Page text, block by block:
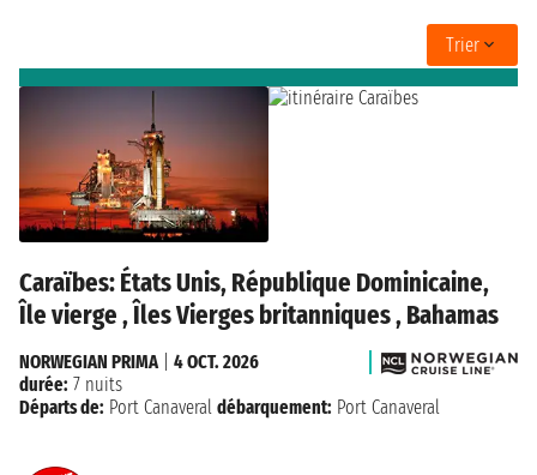
Trier
Caraïbes: États Unis, République Dominicaine,
Île vierge , Îles Vierges britanniques , Bahamas
NORWEGIAN PRIMA
4 OCT. 2026
durée: 7 nuits
Départs de: Port Canaveral débarquement: Port Canaveral